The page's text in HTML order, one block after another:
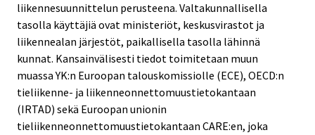
liikennesuunnittelun perusteena. Valtakunnallisella
tasolla käyttäjiä ovat ministeriöt, keskusvirastot ja
liikennealan järjestöt, paikallisella tasolla lähinnä
kunnat. Kansainvälisesti tiedot toimitetaan muun
muassa YK:n Euroopan talouskomissiolle (ECE), OECD:n
tieliikenne- ja liikenneonnettomuustietokantaan
(IRTAD) sekä Euroopan unionin
tieliikenneonnettomuustietokantaan CARE:en, joka